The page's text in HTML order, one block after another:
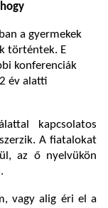
a gyermekek
történtek. E
konferenciák
év alatti
kapcsolatos
A fiatalokat
az ő nyelvükön
vagy alig éri el a